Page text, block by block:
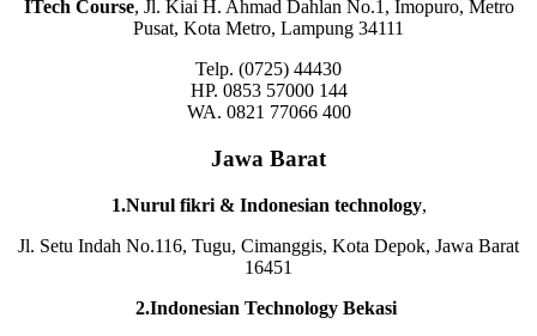
ITech Course, Jl. Kiai H. Ahmad Dahlan No.1, Imopuro, Metro
Pusat, Kota Metro, Lampung 34111
Telp. (0725) 44430
HP. 0853 57000 144
WA. 0821 77066 400
Jawa Barat
1.Nurul fikri & Indonesian technology,
Jl. Setu Indah No.116, Tugu, Cimanggis, Kota Depok, Jawa Barat
16451
2.Indonesian Technology Bekasi